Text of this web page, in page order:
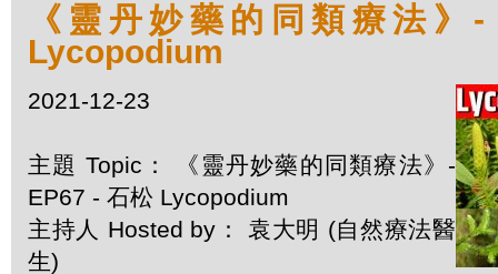
《靈丹妙藥的同類療法》-
Lycopodium
2021-12-23
主題 Topic： 《靈丹妙藥的同類療法》-
EP67 - 石松 Lycopodium
主持人 Hosted by： 袁大明 (自然療法醫
生)